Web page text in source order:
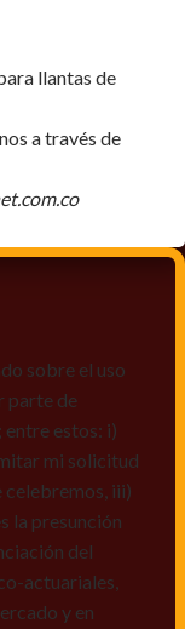
llantas de
a través de
sobre el uso
parte de
entre estos: i)
mi solicitud
celebremos, iii)
la presunción
del
actuariales,
y en